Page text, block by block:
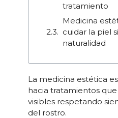
tratamiento
Medicina
cuidar la piel
naturalidad
La medicina estética
hacia tratamientos
visibles respetando
del rostro.